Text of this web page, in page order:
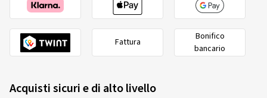
Fattura
Bonifico
bancario
Acquisti sicuri e di alto livello